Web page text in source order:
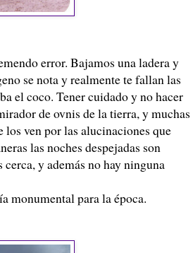
error. Bajamos una ladera y
se nota y realmente te fallan las
el coco. Tener cuidado y no hacer
deovnis de la tierra, y muchas
los ven por las alucinaciones que
las noches despejadas son
y además no hay ninguna
monumental para la época.